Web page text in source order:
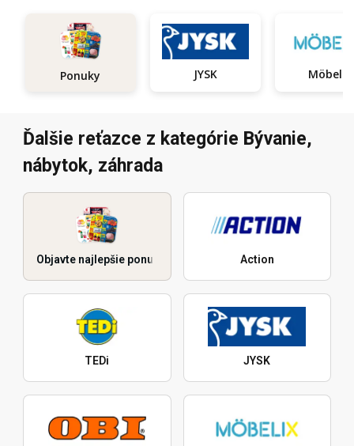
Ponuky JYSK Möbelix
Ďalšie reťazce z kategórie Bývanie,
nábytok, záhrada
Objavte najlepšie ponuky Action
TEDi JYSK